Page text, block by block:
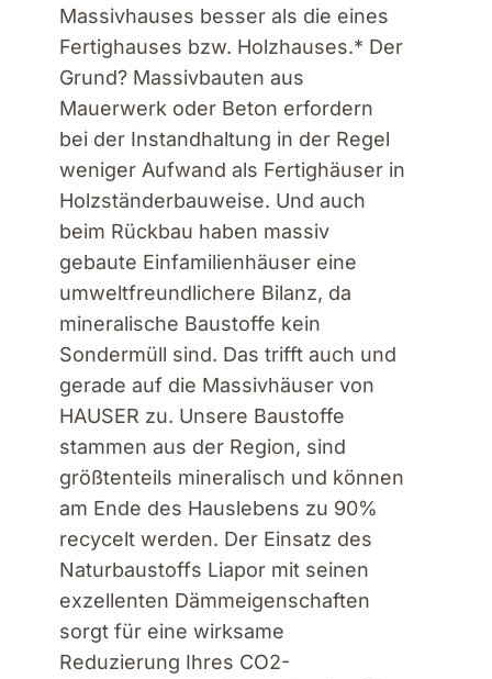
Massivhauses besser als die eines
Fertighauses bzw. Holzhauses.* Der
Grund? Massivbauten aus
Mauerwerk oder Beton erfordern
bei der Instandhaltung in der Regel
weniger Aufwand als Fertighäuser in
Holzständerbauweise. Und auch
beim Rückbau haben massiv
gebaute Einfamilienhäuser eine
umweltfreundlichere Bilanz, da
mineralische Baustoffe kein
Sondermüll sind. Das trifft auch und
gerade auf die Massivhäuser von
HAUSER zu. Unsere Baustoffe
stammen aus der Region, sind
größtenteils mineralisch und können
am Ende des Hauslebens zu 90%
recycelt werden. Der Einsatz des
Naturbaustoffs Liapor mit seinen
exzellenten Dämmeigenschaften
sorgt für eine wirksame
Reduzierung Ihres CO2-